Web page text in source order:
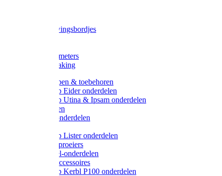
Waarschuwingsbordjes
Wegers en meters
Video bewaking
Weidepompen & toebehoren
Weidepomp Eider onderdelen
Weidepomp Utina & Ipsam onderdelen
Drinkbakken
Drinkbak onderdelen
Weidepomp Lister onderdelen
Nippels / Sproeiers
Drinknippel-onderdelen
Drinkbak accessoires
Weidepomp Kerbl P100 onderdelen